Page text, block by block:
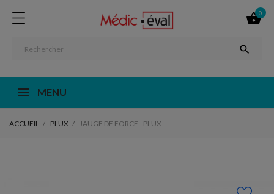

0

MENU
ACCUEIL PLUX JAUGE DE FORCE - PLUX